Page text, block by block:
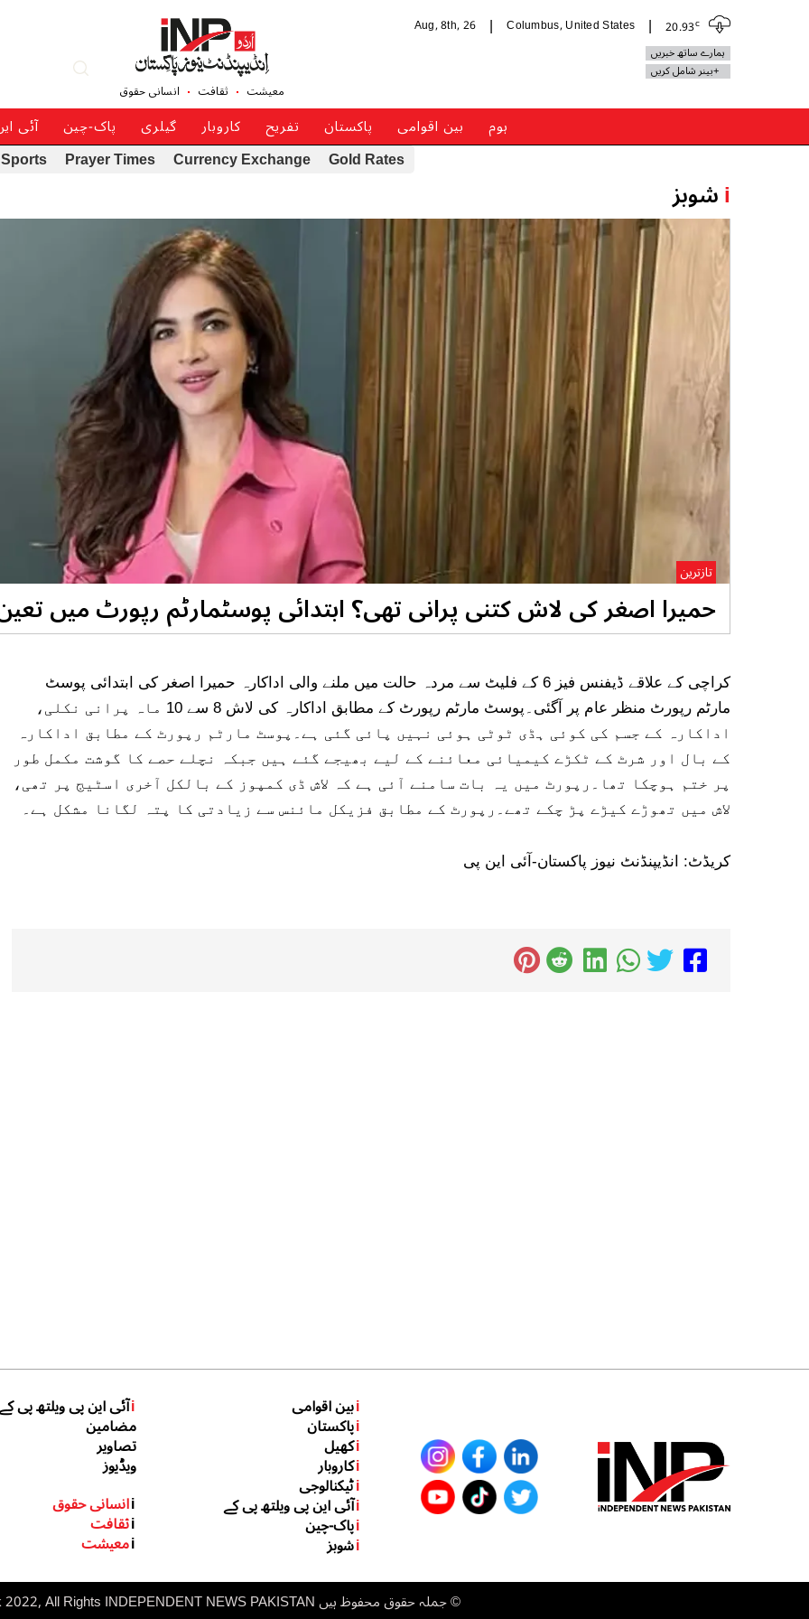
20.93c
Columbus, United States
Aug, 8th, 26
ہمارے ساتھ خبریں
+بینر شامل کریں
معیشت ثقافت انسانی حقوق
ہوم بین اقوامی پاکستان تفریح کاروبار گیلری پاک-چین آئی
Gold Rates
Currency Exchange
Prayer Times
Sports
iشوبز
حمیرا اصغر کی لاش کتنی پرانی تھی؟ ابتدائی پوسٹمارٹم رپورٹ میں
تازترین
کراچی کے علاقے ڈیفنس فیز 6 کے فلیٹ سے مردہ حالت میں ملنے والی اداکارہ حمیرا اصغر کی ابتدائی پوسٹ
مارٹم رپورٹ منظر عام پر آگئی۔پوسٹ مارٹم رپورٹ کے مطابق اداکارہ کی لاش 8 سے 10 ماہ پرانی نکلی،
اداکارہ کے جسم کی کوئی ہڈی ٹوٹی ہوئی نہیں پائی گئی ہے۔پوسٹ مارٹم رپورٹ کے مطابق اداکارہ
کے بال اور شرٹ کے ٹکڑے کیمیائی معائنے کے لیے بھیجے گئے ہیں جبکہ نچلے حصے کا گوشت مکمل طور
پر ختم ہوچکا تھا۔رپورٹ میں یہ بات سامنے آئی ہے کہ لاش ڈی کمپوز کے بالکل آخری اسٹیج پر تھی،
لاش میں تھوڑے کیڑے پڑ چکے تھے۔رپورٹ کے مطابق فزیکل مائنس سے زیادتی کا پتہ لگانا مشکل ہے۔
کریڈٹ: انڈیپنڈنٹ نیوز پاکستان-آئی این پی
iبین اقوامی
iپاکستان
iکھیل
iکاروبار
iٹیکنالوجی
iآئی این پی ویلتھ پی کے
iپاک-چین
iشوبز
iآئی این پی ویلتھ پی کے
مضامین
تصاویر
ویڈیوز
iانسانی حقوق
iثقافت
iمعیشت
©جملہ حقوق محفوظ ہیں inp.net.pk 2022, All Rights INDEPENDENT NEWS PAKISTAN